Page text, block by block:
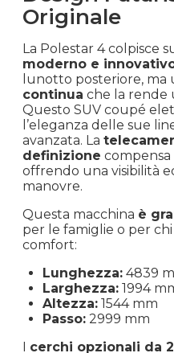
Originale
La Polestar 4 colpisce
moderno e
lunotto posteriore, ma
continua che la rende
Questo SUV coupé
l’eleganza delle sue
avanzata. La
definizione compensa
offrendo una visibilità
manovre.
Questa macchina è
per le famiglie o per
comfort:
Lunghezza: 4839
Larghezza: 1994
Altezza: 1544 mm
Passo: 2999 mm
I cerchi opzionali da